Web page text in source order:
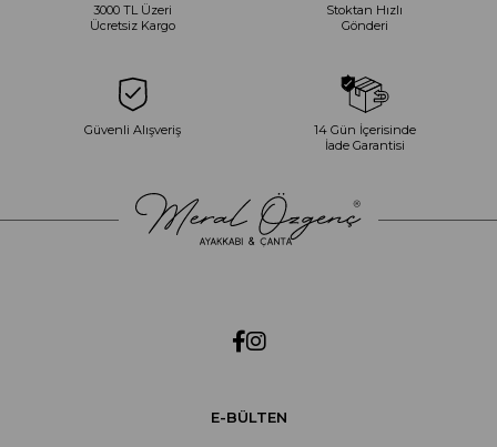
3000 TL Üzeri
Ücretsiz Kargo
Stoktan Hızlı
Gönderi
Güvenli Alışveriş
14 Gün İçerisinde
İade Garantisi
E-BÜLTEN